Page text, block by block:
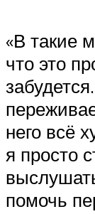
«В такие
что это
него всё
я просто
помочь